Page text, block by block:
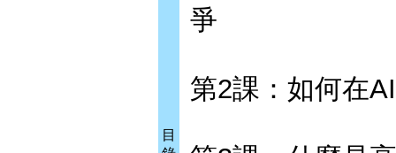
目
爭
第2課：如何在